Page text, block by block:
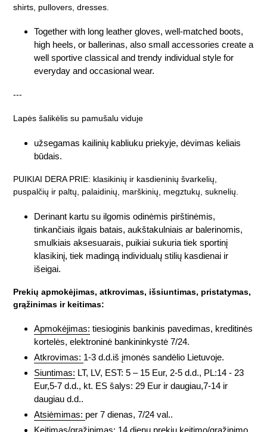
shirts, pullovers, dresses.
Together with long leather gloves, well-matched boots,
high heels, or ballerinas, also small accessories create a
well sportive classical and trendy individual style for
everyday and occasional wear.
---
Lapės šalikėlis su pamušalu viduje
užsegamas kailinių kabliuku priekyje, dėvimas keliais
būdais.
PUIKIAI DERA PRIE: klasikinių ir kasdieninių švarkelių,
puspalčių ir paltų, palaidinių, marškinių, megztukų, suknelių.
Derinant kartu su ilgomis odinėmis pirštinėmis,
tinkančiais ilgais batais, aukštakulniais ar balerinomis,
smulkiais aksesuarais, puikiai sukuria tiek sportinį
klasikinį, tiek madingą individualų stilių kasdienai ir
išeigai.
Prekių apmokėjimas, atkrovimas, išsiuntimas, pristatymas,
grąžinimas ir keitimas:
Apmokėjimas: tiesioginis bankinis pavedimas, kreditinės
kortelės, elektroninė bankininkystė 7/24.
Atkrovimas: 1-3 d.d.iš įmonės sandėlio Lietuvoje.
Siuntimas: LT, LV, EST: 5 – 15 Eur, 2-5 d.d., PL:14 - 23
Eur,5-7 d.d., kt. ES šalys: 29 Eur ir daugiau,7-14 ir
daugiau d.d..
Atsiėmimas: per 7 dienas, 7/24 val..